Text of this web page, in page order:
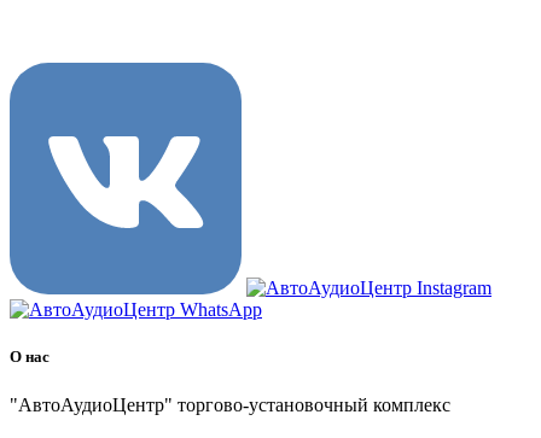
О нас
"АвтоАудиоЦентр" торгово-установочный комплекс